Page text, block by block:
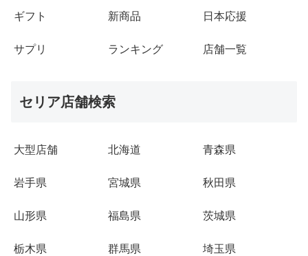
ギフト 新商品 日本応援
サプリ ランキング 店舗一覧
セリア店舗検索
大型店舗 北海道 青森県
岩手県 宮城県 秋田県
山形県 福島県 茨城県
栃木県 群馬県 埼玉県